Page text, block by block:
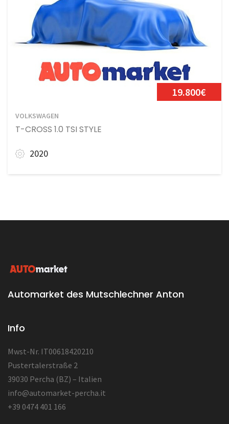
19.800€
VOLKSWAGEN
T-CROSS 1.0 TSI STYLE
2020
Automarket des Mutschlechner Anton
Info
Mwst-Nr. IT00618420210
Pustertalerstraße 2
39030 Percha (BZ) – Italien
info@automarket-percha.it
+39 0474 401 166